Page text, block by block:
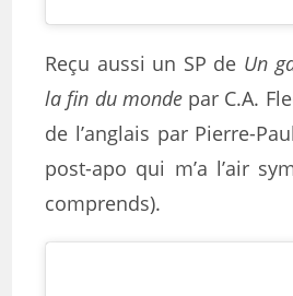
Reçu aussi un SP de Un
la fin du mondepar C.A.
de l’anglais par Pierre-
post-apo qui m’a l’air
comprends).